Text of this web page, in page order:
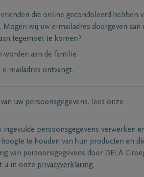
die online gecondoleerd hebben
wij uw e-mailadres doorgeven aan
tegemoet te komen?
worden aan de familie.
mailadres ontvangt.
uw persoonsgegevens, lees onze
ingevulde persoonsgegevens verwerken
te houden van hun producten en
van persoonsgegevens door DELA
u in onze privacyverklaring.